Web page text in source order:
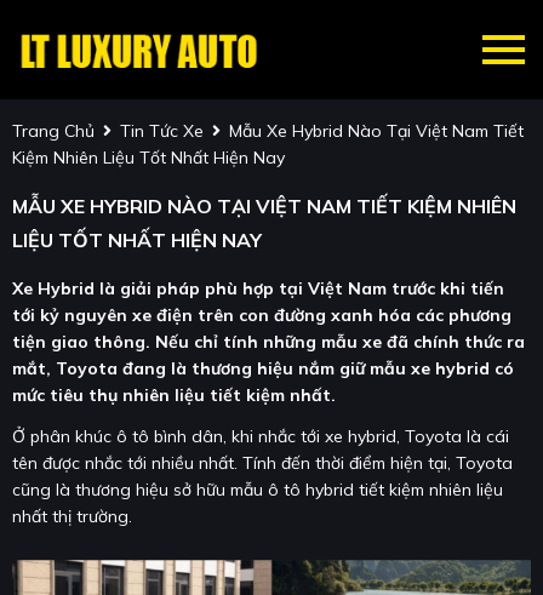
Trang Chủ Tin Tức Xe
Mẫu Xe Hybrid Nào Tại Việt Nam Tiết
Kiệm Nhiên Liệu Tốt Nhất Hiện Nay
MẪU XE HYBRID NÀO TẠI VIỆT NAM TIẾT KIỆM NHIÊN
LIỆU TỐT NHẤT HIỆN NAY
Xe Hybrid là giải pháp phù hợp tại Việt Nam trước khi tiến
tới kỷ nguyên xe điện trên con đường xanh hóa các phương
tiện giao thông. Nếu chỉ tính những mẫu xe đã chính thức ra
mắt, Toyota đang là thương hiệu nắm giữ mẫu xe hybrid có
mức tiêu thụ nhiên liệu tiết kiệm nhất.
Ở phân khúc ô tô bình dân, khi nhắc tới xe hybrid, Toyota là cái
tên được nhắc tới nhiều nhất. Tính đến thời điểm hiện tại, Toyota
cũng là thương hiệu sở hữu mẫu ô tô hybrid tiết kiệm nhiên liệu
nhất thị trường.